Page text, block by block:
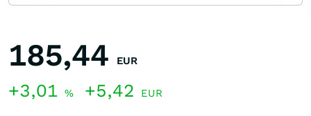
185,44 EUR
+3,01 % +5,42 EUR